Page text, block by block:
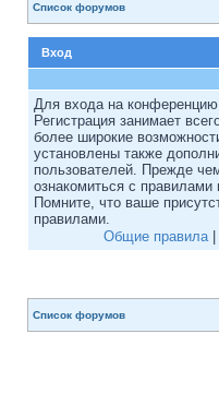
Список форумов
Вход
Для входа на
Регистрация занимает
более широкие
установлены также
пользователей. Прежде
ознакомиться с
Помните, что ваше
правилами.
Общие правила|
Список форумов